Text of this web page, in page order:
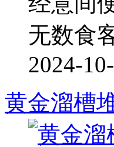
无数食
2024-
黄金溜槽